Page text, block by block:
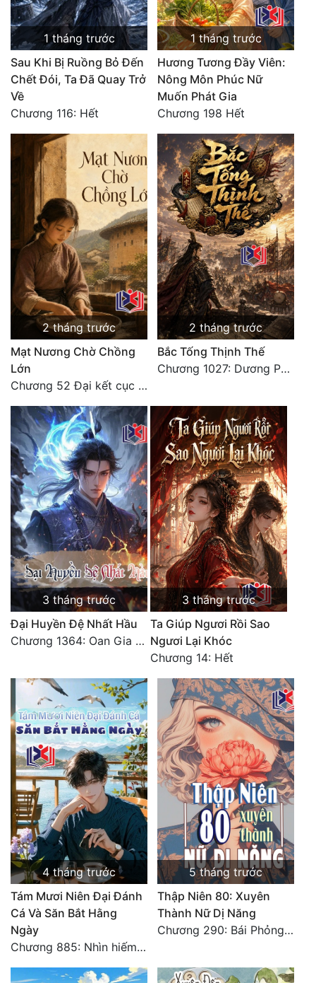
1 tháng trước
Sau Khi Bị Ruồng Bỏ Đến
Chết Đói, Ta Đã Quay Trở
Về
Chương 116: Hết
1 tháng trước
Hương Tương Đầy Viên:
Nông Môn Phúc Nữ
Muốn Phát Gia
Chương 198 Hết
2 tháng trước
Mạt Nương Chờ Chồng
Lớn
Chương 52 Đại kết cục (2)
2 tháng trước
Bắc Tống Thịnh Thế
Chương 1027: Dương Phàm! Viễn Hàng!
3 tháng trước
Đại Huyền Đệ Nhất Hầu
Chương 1364: Oan Gia Ngõ Hẹp
3 tháng trước
Ta Giúp Ngươi Rồi Sao
Ngươi Lại Khóc
Chương 14: Hết
4 tháng trước
Tám Mươi Niên Đại Đánh
Cá Và Săn Bắt Hằng
Ngày
Chương 885: Nhìn hiếm lạ
5 tháng trước
Thập Niên 80: Xuyên
Thành Nữ Dị Năng
Chương 290: Bái Phỏng Viên Gia